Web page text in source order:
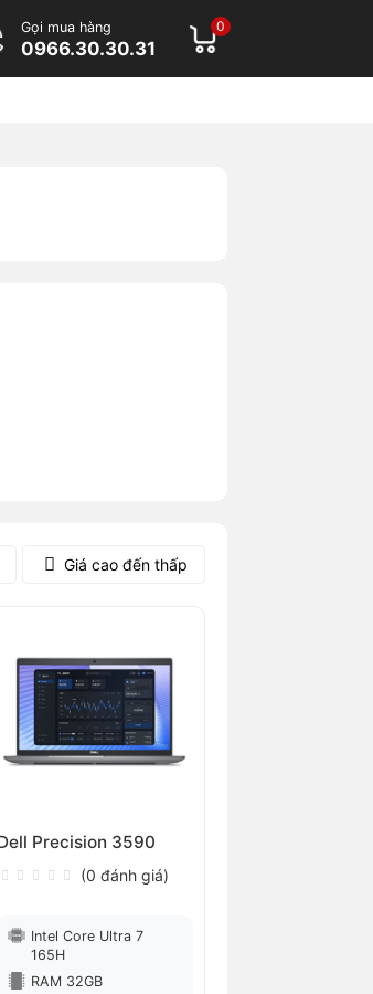
Gọi mua hàng
0966.30.30.31
0
Giá cao đến thấp
Precision 3590
(0 đánh giá)
Intel Core Ultra 7
165H
RAM 32GB